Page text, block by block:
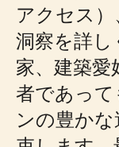
アクセス
洞察を詳
家、建築愛
者であっ
ンの豊か